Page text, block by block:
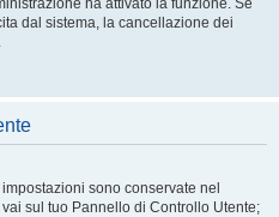
ha attivato la funzione. Se
dal sistema, la cancellazione dei
sono conservate nel
sul tuo Pannello di Controllo Utente;